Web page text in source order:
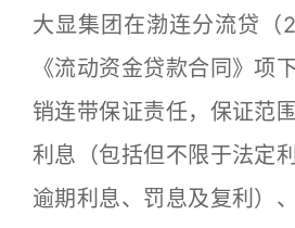
大显集团在渤连分流贷（
《流动资金贷款合同》项
销连带保证责任，保证范
利息（包括但不限于法定
逾期利息、罚息及复利）